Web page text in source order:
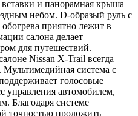
и панорамная крыша
небом. D-образый руль с
приятно лежит в
салона делает
для путешествий.
Nissan X-Trail всегда
Мультимедийная система с
голосовые
управления автомобилем,
Благодаря системе
точностью проложить